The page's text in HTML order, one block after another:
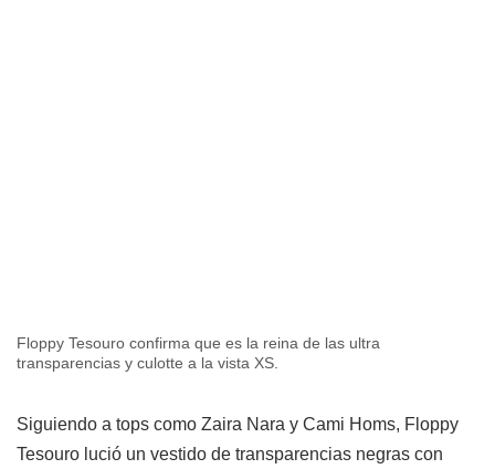
Floppy Tesouro confirma que es la reina de las ultra
transparencias y culotte a la vista XS.
Siguiendo a tops como Zaira Nara y Cami Homs, Floppy
Tesouro lució un vestido de transparencias negras con